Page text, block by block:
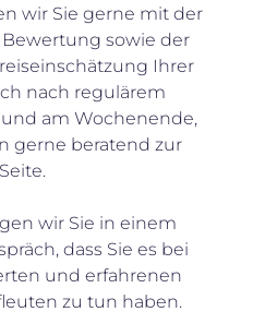
wir Sie gerne mit der
sowie der
Ihrer
nach regulärem
am Wochenende,
gerne beratend zur
Seite.
wir Sie in einem
dass Sie es bei
und erfahrenen
zu tun haben.